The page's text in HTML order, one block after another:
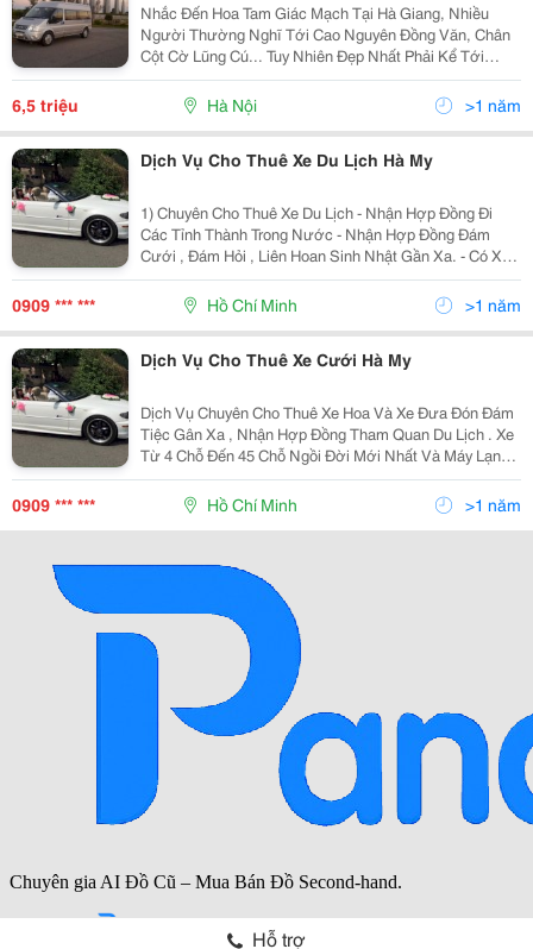
Nhắc Đến Hoa Tam Giác Mạch Tại Hà Giang, Nhiều
Người Thường Nghĩ Tới Cao Nguyên Đồng Văn, Chân
Cột Cờ Lũng Cú... Tuy Nhiên Đẹp Nhất Phải Kể Tới
Huyện Xí Mần. Huyện Xí Mần Nằm Ở Phía Tây Bắc Của
Hà Giang. Phía Bắc Giáp Trung Quốc, Phía Tây Giáp
6,5 triệu Hà Nội >1 năm
Dịch Vụ Cho Thuê Xe Du Lịch Hà My
1) Chuyên Cho Thuê Xe Du Lịch - Nhận Hợp Đồng Đi
Các Tỉnh Thành Trong Nước - Nhận Hợp Đồng Đám
Cưới , Đám Hỏi , Liên Hoan Sinh Nhật Gần Xa. - Có Xe
Hoa Đời Mới - Nhận Đưa Đón Sân Bay - Hợp Đồng Công
Ty Dài Hạn Va Ngắn Hạn - Tài Xế Nhiệt Tình Vui Vẻ ,
0909 *** *** Hồ Chí Minh >1 năm
Dịch Vụ Cho Thuê Xe Cưới Hà My
Dịch Vụ Chuyên Cho Thuê Xe Hoa Và Xe Đưa Đón Đám
Tiệc Gân Xa , Nhận Hợp Đồng Tham Quan Du Lịch . Xe
Từ 4 Chỗ Đến 45 Chỗ Ngồi Đời Mới Nhất Và Máy Lạnh .
Vv..... Đê Biết Thêm Nhiều Hình Thức Khác Xin Vui
Lòng Tell : 0909173458 Gặp A Đức Hoặc 0909682458
0909 *** *** Hồ Chí Minh >1 năm
Hỗ trợ